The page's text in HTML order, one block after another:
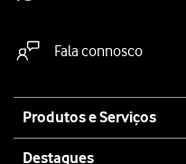
Fala connosco
map
Produtos e Serviços
Destaques